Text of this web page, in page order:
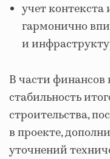
учет
гармонично
и
В части финансов
стабильность
строительства,
в проекте,
уточнений